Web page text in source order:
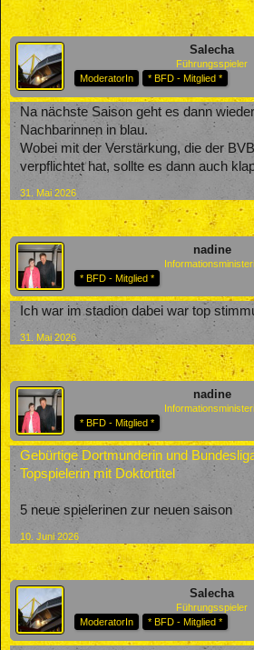
Salecha
Führungsspieler
ModeratorIn
* BFD - Mitglied *
Na nächste Saison geht es dann
Nachbarinnen in blau.
Wobei mit der Verstärkung, die der
verpflichtet hat, sollte es dann auch
31. Mai 2026
nadine
* BFD - Mitglied *
Ich war im stadion dabei war top
31. Mai 2026
nadine
* BFD - Mitglied *
Gebürtige Dortmunderin und
Topspielerin mit Doktortitel
5 neue spielerinen zur neuen saison
10. Juni 2026
Salecha
Führungsspieler
ModeratorIn
* BFD - Mitglied *